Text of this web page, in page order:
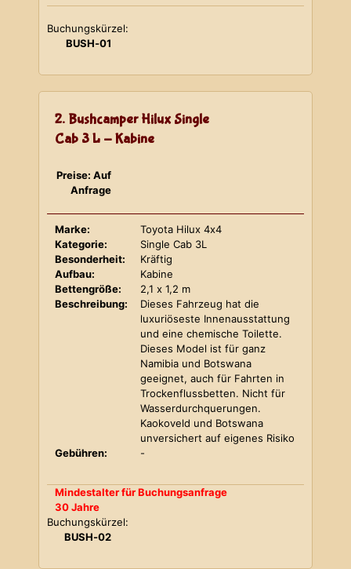
Buchungskürzel:
BUSH-01
2. Bushcamper Hilux Single
Cab 3 L - Kabine
Preise: Auf
Anfrage
Marke:
Toyota Hilux 4x4
Kategorie:
Single Cab 3L
Besonderheit:
Kräftig
Aufbau:
Kabine
Bettengröße:
2,1 x 1,2 m
Beschreibung:
Dieses Fahrzeug hat die
luxuriöseste Innenausstattung
und eine chemische Toilette.
Dieses Model ist für ganz
Namibia und Botswana
geeignet, auch für Fahrten in
Trockenflussbetten. Nicht für
Wasserdurchquerungen.
Kaokoveld und Botswana
unversichert auf eigenes Risiko
Gebühren:
-
Mindestalter für Buchungsanfrage
30 Jahre
Buchungskürzel:
BUSH-02